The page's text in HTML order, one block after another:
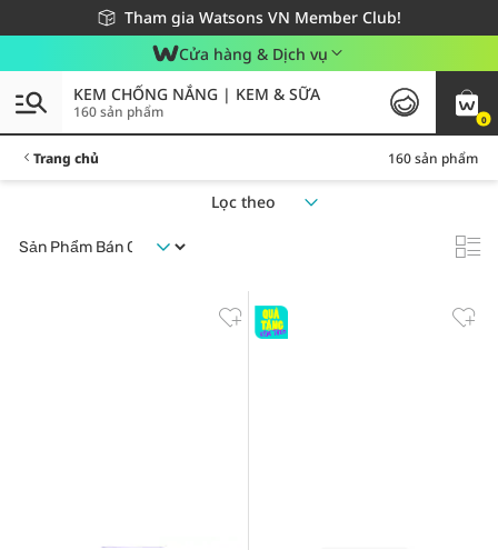
Tham gia Watsons VN Member Club!
Miễn phí giao hàng cho đơn hàng từ 249,000Đ
Giao hàng nhanh 24h - Áp dụng khu vực TP. Hồ Chí Minh
Cửa hàng & Dịch vụ
0
KEM CHỐNG NẮNG | KEM & SỮA
160 sản phẩm
Trang chủ 160 sản phẩm
Lọc theo